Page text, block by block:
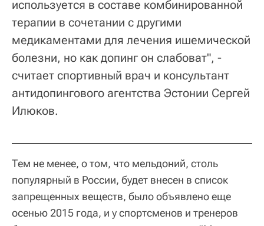
используется в составе комбинированной
терапии в сочетании с другими
медикаментами для лечения ишемической
болезни, но как допинг он слабоват", -
считает спортивный врач и консультант
антидопингового агентства Эстонии Сергей
Илюков.
Тем не менее, о том, что мельдоний, столь
популярный в России, будет внесен в список
запрещенных веществ, было объявлено еще
осенью 2015 года, и у спортсменов и тренеров